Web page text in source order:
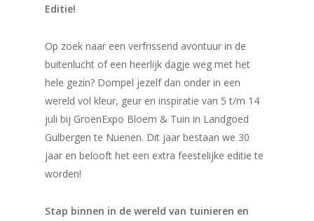
Editie!
Op zoek naar een verfrissend avontuur in de
buitenlucht of een heerlijk dagje weg met het
hele gezin? Dompel jezelf dan onder in een
wereld vol kleur, geur en inspiratie van 5 t/m 14
juli bij GroenExpo Bloem & Tuin in Landgoed
Gulbergen te Nuenen. Dit jaar bestaan we 30
jaar en belooft het een extra feestelijke editie te
worden!
Stap binnen in de wereld van tuinieren en